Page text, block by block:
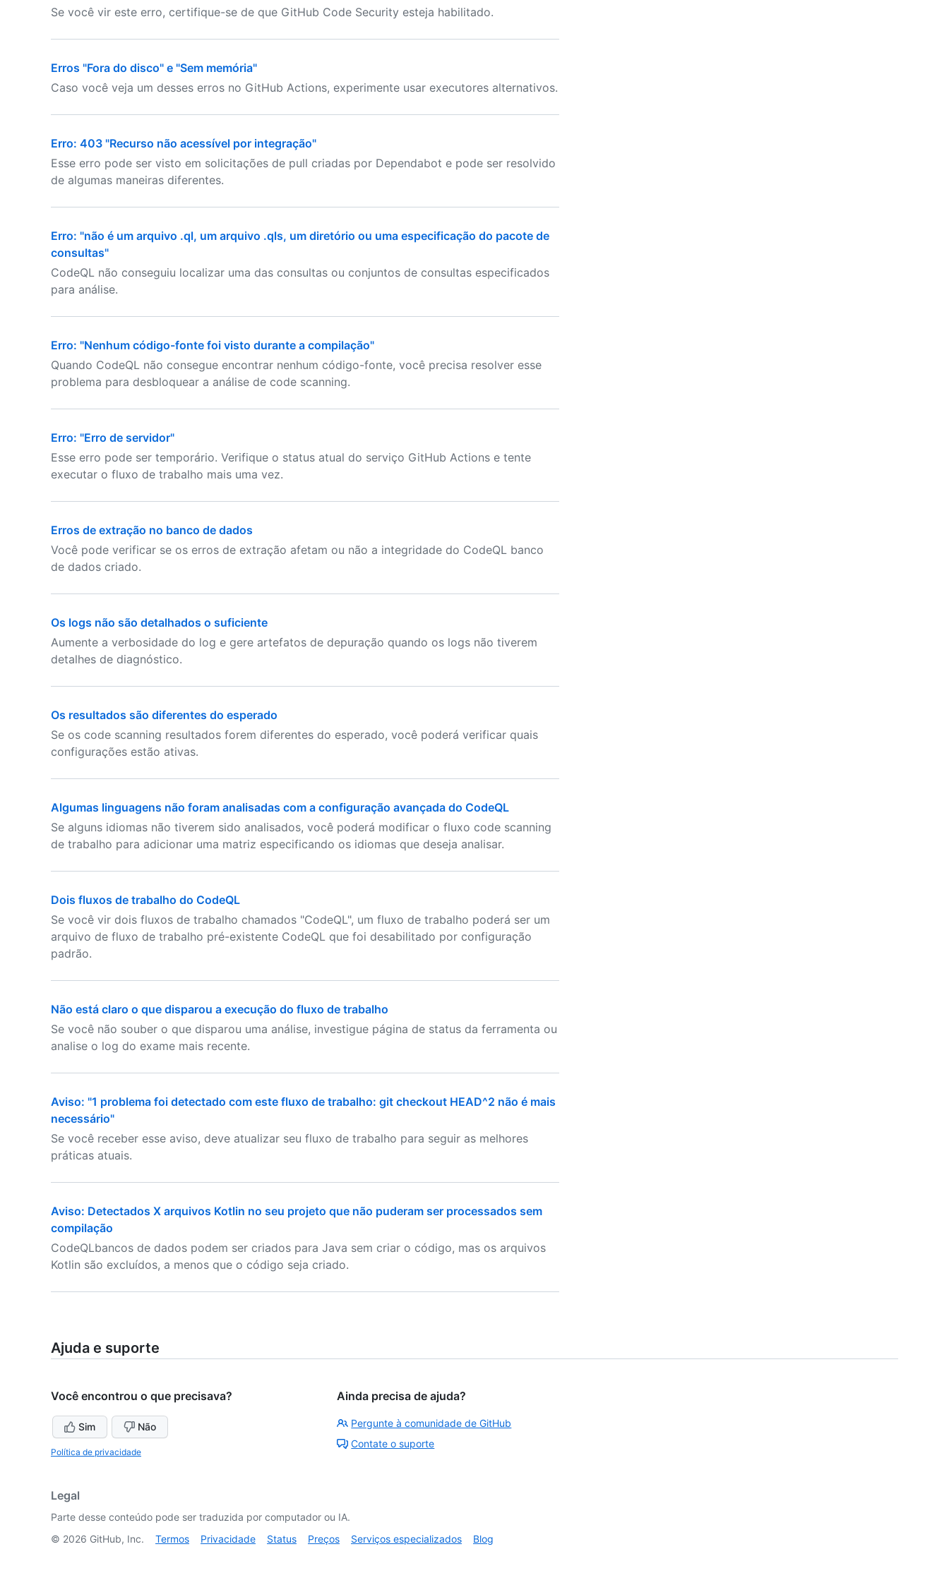
Se você vir este erro, certifique-se de que GitHub Code Security esteja habilitado.
Erros "Fora do disco" e "Sem memória"
Caso você veja um desses erros no GitHub Actions, experimente usar executores alternativos.
Erro: 403 "Recurso não acessível por integração"
Esse erro pode ser visto em solicitações de pull criadas por Dependabot e pode ser resolvido
de algumas maneiras diferentes.
Erro: "não é um arquivo .ql, um arquivo .qls, um diretório ou uma especificação do pacote de
consultas"
CodeQL não conseguiu localizar uma das consultas ou conjuntos de consultas especificados
para análise.
Erro: "Nenhum código-fonte foi visto durante a compilação"
Quando CodeQL não consegue encontrar nenhum código-fonte, você precisa resolver esse
problema para desbloquear a análise de code scanning.
Erro: "Erro de servidor"
Esse erro pode ser temporário. Verifique o status atual do serviço GitHub Actions e tente
executar o fluxo de trabalho mais uma vez.
Erros de extração no banco de dados
Você pode verificar se os erros de extração afetam ou não a integridade do CodeQL banco
de dados criado.
Os logs não são detalhados o suficiente
Aumente a verbosidade do log e gere artefatos de depuração quando os logs não tiverem
detalhes de diagnóstico.
Os resultados são diferentes do esperado
Se os code scanning resultados forem diferentes do esperado, você poderá verificar quais
configurações estão ativas.
Algumas linguagens não foram analisadas com a configuração avançada do CodeQL
Se alguns idiomas não tiverem sido analisados, você poderá modificar o fluxo code scanning
de trabalho para adicionar uma matriz especificando os idiomas que deseja analisar.
Dois fluxos de trabalho do CodeQL
Se você vir dois fluxos de trabalho chamados "CodeQL", um fluxo de trabalho poderá ser um
arquivo de fluxo de trabalho pré-existente CodeQL que foi desabilitado por configuração
padrão.
Não está claro o que disparou a execução do fluxo de trabalho
Se você não souber o que disparou uma análise, investigue página de status da ferramenta ou
analise o log do exame mais recente.
Aviso: "1 problema foi detectado com este fluxo de trabalho: git checkout HEAD^2 não é mais
necessário"
Se você receber esse aviso, deve atualizar seu fluxo de trabalho para seguir as melhores
práticas atuais.
Aviso: Detectados X arquivos Kotlin no seu projeto que não puderam ser processados sem
compilação
CodeQLbancos de dados podem ser criados para Java sem criar o código, mas os arquivos
Kotlin são excluídos, a menos que o código seja criado.
Ajuda e suporte
Você encontrou o que precisava?
Sim Não
Política de privacidade
Ainda precisa de ajuda?
Pergunte à comunidade de GitHub
Contate o suporte
Legal
Parte desse conteúdo pode ser traduzida por computador ou IA.
© 2026 GitHub, Inc. Termos Privacidade Status Preços Serviços especializados Blog